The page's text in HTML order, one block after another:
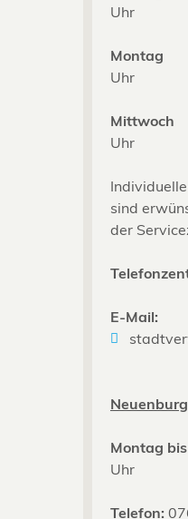
Uhr
Montag
Uhr
Mittwoch
Uhr
sind
der
E-Mail:
Montag
Uhr
Telefon: